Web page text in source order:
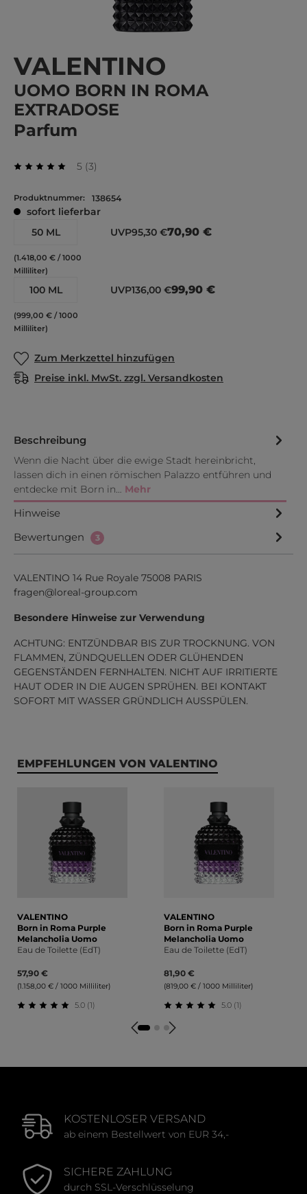
VALENTINO
UOMO BORN IN ROMA
EXTRADOSE
Parfum
5
Durchschnittliche Bewertung von 5 von 5
(3)
Bewertungen
Produktnummer: 138654
sofort lieferbar
50 ML
(1.418,00 € / 1000
Milliliter)
UVP95,30 €70,90 €
100 ML
(999,00 € / 1000
Milliliter)
UVP136,00 €99,90 €
Zum Merkzettel hinzufügen
Preise inkl. MwSt. zzgl. Versandkosten
Beschreibung
Wenn die Nacht über die ewige Stadt hereinbricht,
lassen dich in einen römischen Palazzo entführen und
entdecke mit Born in… Mehr
Hinweise
Bewertungen
3
VALENTINO 14 Rue Royale 75008 PARIS
fragen@loreal-group.com
Besondere Hinweise zur Verwendung
ACHTUNG: ENTZÜNDBAR BIS ZUR TROCKNUNG. VON
FLAMMEN, ZÜNDQUELLEN ODER GLÜHENDEN
GEGENSTÄNDEN FERNHALTEN. NICHT AUF IRRITIERTE
HAUT ODER IN DIE AUGEN SPRÜHEN. BEI KONTAKT
SOFORT MIT WASSER GRÜNDLICH AUSSPÜLEN.
Produktgalerie überspringen
EMPFEHLUNGEN VON VALENTINO
VALENTINO
Born in Roma Purple
Melancholia Uomo
Eau de Toilette (EdT)
57,90 €
(1.158,00 € / 1000 Milliliter)
Durchschnittliche Bewertung von 5 von 5 Sternen
5.0 (1)
VALENTINO
Born in Roma Purple
Melancholia Uomo
Eau de Toilette (EdT)
81,90 €
(819,00 € / 1000 Milliliter)
Durchschnittliche
5.0 (1)
KOSTENLOSER VERSAND
ab einem Bestellwert von EUR 34,-
SICHERE ZAHLUNG
durch SSL-Verschlüsselung